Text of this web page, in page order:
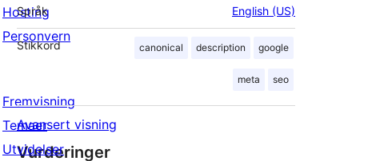
Språk English (US)
Stikkord canonical description google
meta seo
Avansert visning
Vurderinger
Hosting
Personvern
Fremvisning
Temaer
Utvidelser